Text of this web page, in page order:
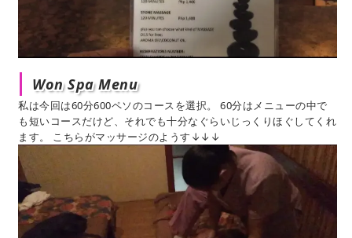
Won Spa Menu
私は今回は60分600ペソのコースを選択。 60分はメニューの中で
も短いコースだけど、それでも十分なぐらいじっくりほぐしてくれ
ます。 こちらがマッサージのようす↓↓↓